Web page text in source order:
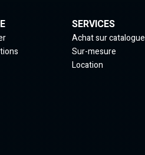
SERVICES
Achat sur catalogue
Sur-mesure
Location